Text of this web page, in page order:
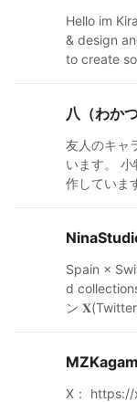
Hello im
& design
to create
八（わかつ
友人のキャ
います。
作していま
や、購入
も行ってい
ンク
katu849
Spain ×
d
ン
can
X：